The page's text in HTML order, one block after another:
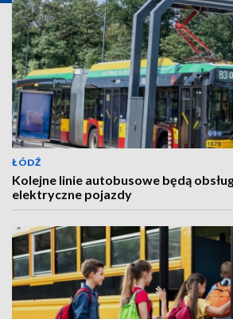
ŁÓDŹ
Kolejne linie autobusowe będą
elektryczne pojazdy